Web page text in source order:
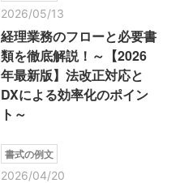
2026/05/13
経理業務のフローと必要書
類を徹底解説！～【2026
年最新版】法改正対応と
DXによる効率化のポイン
ト～
書式の例文
2026/04/20